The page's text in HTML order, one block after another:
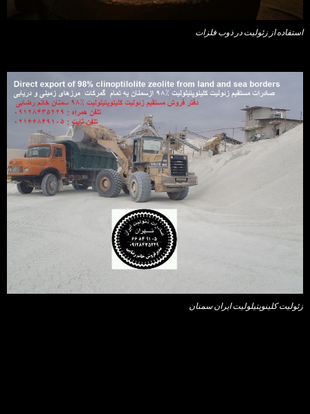
استفاده از زئولیت در ذوب فلزات
زئولیت کلینوپتیلولیت ایران سمنان